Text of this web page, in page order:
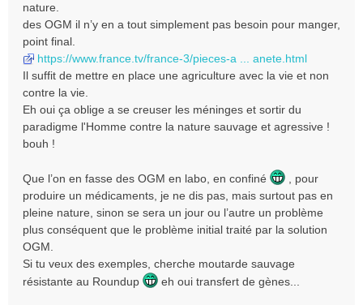
nature.
des OGM il n’y en a tout simplement pas besoin pour manger,
point final.
https://www.france.tv/france-3/pieces-a ... anete.html
Il suffit de mettre en place une agriculture avec la vie et non
contre la vie.
Eh oui ça oblige a se creuser les méninges et sortir du
paradigme l'Homme contre la nature sauvage et agressive !
bouh !
Que l’on en fasse des OGM en labo, en confiné
, pour
produire un médicaments, je ne dis pas, mais surtout pas en
pleine nature, sinon se sera un jour ou l’autre un problème
plus conséquent que le problème initial traité par la solution
OGM.
Si tu veux des exemples, cherche moutarde sauvage
résistante au Roundup
eh oui transfert de gènes...